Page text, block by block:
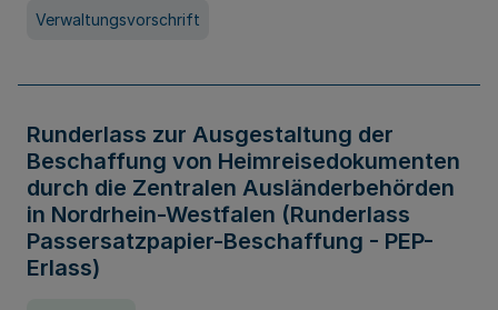
Verwaltungsvorschrift
Runderlass zur Ausgestaltung der
Beschaffung von Heimreisedokumenten
durch die Zentralen Ausländerbehörden
in Nordrhein-Westfalen (Runderlass
Passersatzpapier-Beschaffung - PEP-
Erlass)